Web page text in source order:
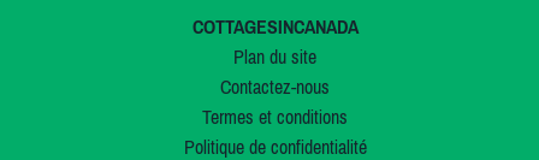
COTTAGESINCANADA
Plan du site
Contactez-nous
Termes et conditions
Politique de confidentialité